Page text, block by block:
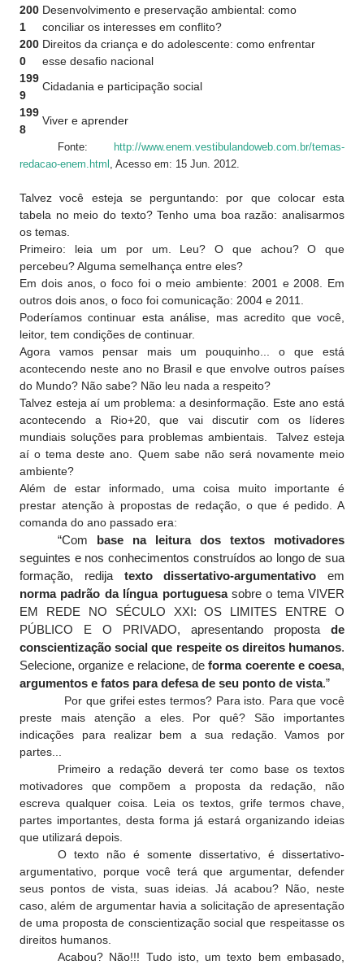
200
1
Desenvolvimento e preservação ambiental: como
conciliar os interesses em conflito?
200
0
Direitos da criança e do adolescente: como enfrentar
esse desafio nacional
199
9
Cidadania e participação social
199
8
Viver e aprender
Fonte:
http://www.enem.vestibulandoweb.com.br/temas-
redacao-enem.html , Acesso em: 15 Jun. 2012.
Talvez você esteja se perguntando: por que colocar esta
tabela no meio do texto? Tenho uma boa razão: analisarmos
os temas.
Primeiro: leia um por um. Leu? O que achou? O que
percebeu? Alguma semelhança entre eles?
Em dois anos, o foco foi o meio ambiente: 2001 e 2008. Em
outros dois anos, o foco foi comunicação: 2004 e 2011.
Poderíamos continuar esta análise, mas acredito que você,
leitor, tem condições de continuar.
Agora vamos pensar mais um pouquinho... o que está
acontecendo neste ano no Brasil e que envolve outros países
do Mundo? Não sabe? Não leu nada a respeito?
Talvez esteja aí um problema: a desinformação. Este ano está
acontecendo a Rio+20, que vai discutir com os líderes
mundiais soluções para problemas ambientais. Talvez esteja
aí o tema deste ano. Quem sabe não será novamente meio
ambiente?
Além de estar informado, uma coisa muito importante é
prestar atenção à propostas de redação, o que é pedido. A
comanda do ano passado era:
“Com
base na leitura dos textos motivadores
seguintes e nos conhecimentos construídos ao longo de sua
formação, redija texto dissertativo-argumentativo em
norma padrão da língua portuguesasobre o tema VIVER
EM REDE NO SÉCULO XXI: OS LIMITES ENTRE O
PÚBLICO E O PRIVADO, apresentando proposta de
conscientização social que respeite os direitos humanos.
Selecione, organize e relacione, deforma coerente e coesa,
argumentos e fatos para defesa de seu ponto de vista.”
Por que grifei estes termos? Para isto. Para que você
preste mais atenção a eles. Por quê? São importantes
indicações para realizar bem a sua redação. Vamos por
partes...
Primeiro a redação deverá ter como base os textos
motivadores que compõem a proposta da redação, não
escreva qualquer coisa. Leia os textos, grife termos chave,
partes importantes, desta forma já estará organizando ideias
que utilizará depois.
O texto não é somente dissertativo, é dissertativo-
argumentativo, porque você terá que argumentar, defender
seus pontos de vista, suas ideias. Já acabou? Não, neste
caso, além de argumentar havia a solicitação de apresentação
de uma proposta de conscientização social que respeitasse os
direitos humanos.
Acabou? Não!!! Tudo isto, um texto bem embasado,